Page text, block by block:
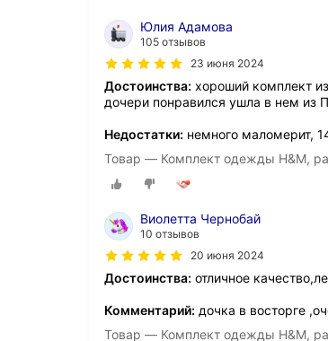
Юлия Адамова
105 отзывов
23 июня 2024
Достоинства: хороший комплект
дочери понравился ушла в нем из
Недостатки: немного маломерит,
Товар — Комплект одежды H&M,
Виолетта Чернобай
10 отзывов
20 июня 2024
Достоинства: отличное
Комментарий: дочка в восторге
Товар — Комплект одежды H&M,